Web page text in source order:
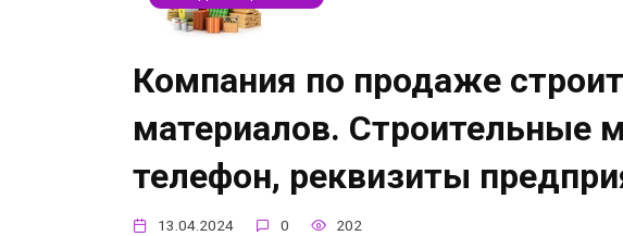
Компания по продаже
материалов. Строительные
телефон, реквизиты
13.04.2024 0 202